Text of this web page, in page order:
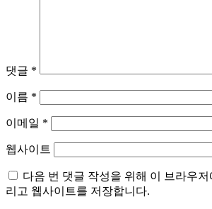
댓글 *
이름 *
이메일 *
웹사이트
다음 번 댓글 작성을 위해 이 브라우
리고 웹사이트를 저장합니다.